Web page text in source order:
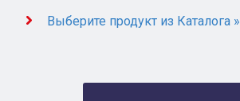
Выберите продукт из Каталога »